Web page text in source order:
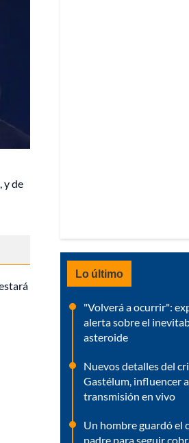
, y de
Lo último
"Volverá a ocurrir":
alerta sobre el
asteroide
Nuevos detalles del
Gastélum, influencer
transmisión en vivo
Un hombre guardó el
padre para seguir